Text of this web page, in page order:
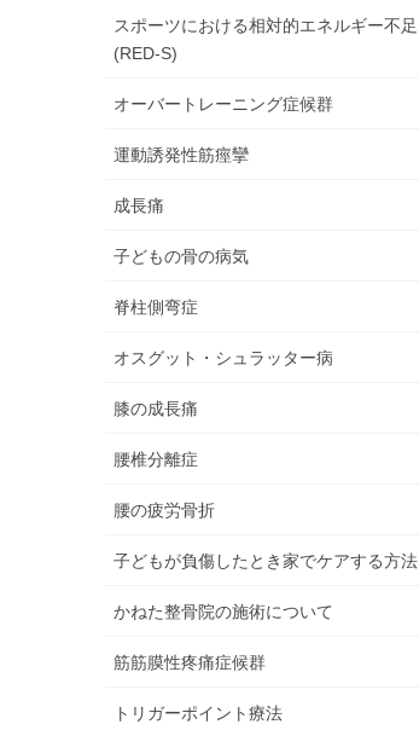
スポーツにおける相対的エネルギー不足
(RED-S)
オーバートレーニング症候群
運動誘発性筋痙攣
成長痛
子どもの骨の病気
脊柱側弯症
オスグット・シュラッター病
膝の成長痛
腰椎分離症
腰の疲労骨折
子どもが負傷したとき家でケアする方法
かねた整骨院の施術について
筋筋膜性疼痛症候群
トリガーポイント療法